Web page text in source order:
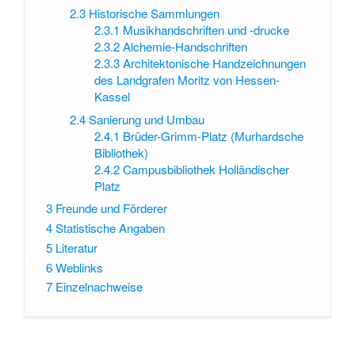
2.3 Historische Sammlungen
2.3.1 Musikhandschriften und -drucke
2.3.2 Alchemie-Handschriften
2.3.3 Architektonische Handzeichnungen
des Landgrafen Moritz von Hessen-
Kassel
2.4 Sanierung und Umbau
2.4.1 Brüder-Grimm-Platz (Murhardsche
Bibliothek)
2.4.2 Campusbibliothek Holländischer
Platz
3 Freunde und Förderer
4Statistische Angaben
5 Literatur
6Weblinks
7 Einzelnachweise